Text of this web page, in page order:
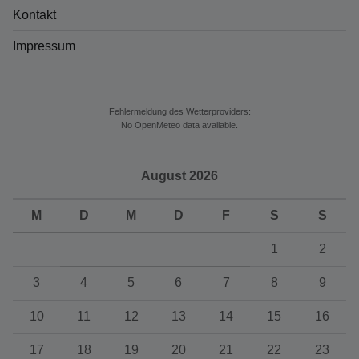
Kontakt
Impressum
Fehlermeldung des Wetterproviders:
No OpenMeteo data available.
August 2026
M D M D F S S
1 2
3 4 5 6 7 8 9
10 11 12 13 14 15 16
17 18 19 20 21 22 23